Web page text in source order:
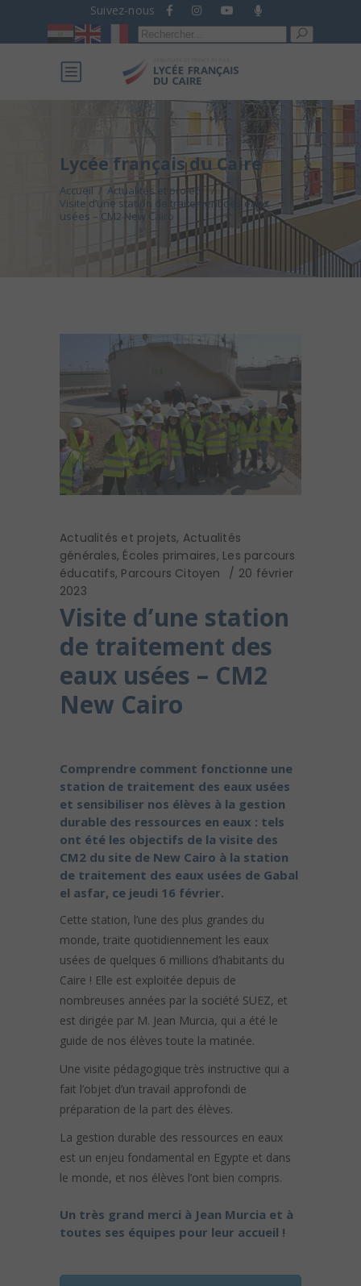
Suivez-nous
Recherche
pour :
Lycée français du Caire
Accueil / Actualités et projets
/
Visite d’une station de traitement des eaux
usées – CM2 New Cairo
Actualités et projets, Actualités
générales, Écoles primaires, Les parcours
éducatifs, Parcours Citoyen
20 février
2023
Visite d’une station
de traitement des
eaux usées – CM2
New Cairo
Comprendre comment fonctionne une
station de traitement des eaux usées
et sensibiliser nos élèves à la gestion
durable des ressources en eaux : tels
ont été les objectifs de la visite des
CM2 du site de New Cairo à la station
de traitement des eaux usées de Gabal
el asfar, ce jeudi 16 février.
Cette station, l’une des plus grandes du
monde, traite quotidiennement les eaux
usées de quelques 6 millions d’habitants du
Caire ! Elle est exploitée depuis de
nombreuses années par la société SUEZ, et
est dirigée par M. Jean Murcia, qui a été le
guide de nos élèves toute la matinée.
Une visite pédagogique très instructive qui a
fait l’objet d’un travail approfondi de
préparation de la part des élèves.
La gestion durable des ressources en eaux
est un enjeu fondamental en Egypte et dans
le monde, et nos élèves l’ont bien compris.
Un très grand merci à Jean Murcia et à
toutes ses équipes pour leur accueil !